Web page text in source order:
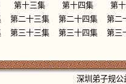
第十三集 第十四集
第
第二十三集 第二十四集
第二
第三十三集 第三十四集 第三
深圳弟子规